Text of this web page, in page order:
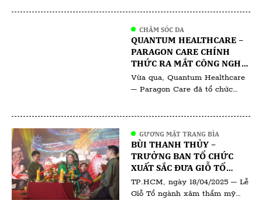
Thảo Nguyên chuyên gia phun
xăm thẩm mỹ có hơn 10 năm
hoạt động trong lĩnh vực làm
đẹp. Theo đại diện Hiệp hội, […]
CHĂM SÓC DA
QUANTUM HEALTHCARE –
PARAGON CARE CHÍNH
THỨC RA MẮT CÔNG NGHỆ
RF ĐƠN CỰC VOLNEWMER:
ĐỊNH HÌNH CHUẨN MỰC
Vừa qua, Quantum Healthcare
– Paragon Care đã tổ chức
gia da liễu, bác sĩ thẩm mỹ, kỹ
thuật viên và các đơn vị đối tác
trong ngành. Sự kiện không chỉ
là màn giới thiệu […]
GƯƠNG MẶT TRANG BÌA
BÙI THANH THỦY –
TRƯỞNG BAN TỔ CHỨC
XUẤT SẮC ĐƯA GIỖ TỔ
NGÀNH PHUN XĂM THẨM
MỸ VIỆT NAM 2025 ĐẾN
TP.HCM, ngày 18/04/2025 – Lễ
Giỗ Tổ ngành xăm thẩm mỹ